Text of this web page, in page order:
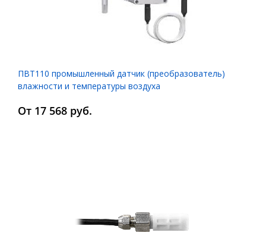
ПВТ110 промышленный датчик (преобразователь)
влажности и температуры воздуха
От 17 568 руб.